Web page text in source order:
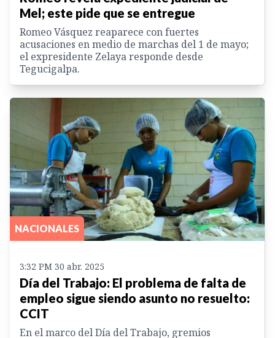
Mel; este pide que se entregue
Romeo Vásquez reaparece con fuertes
acusaciones en medio de marchas del 1 de mayo;
el expresidente Zelaya responde desde
Tegucigalpa.
NACIONALES
3:32 PM 30 abr. 2025
Día del Trabajo: El problema de falta de
empleo sigue siendo asunto no resuelto:
CCIT
En el marco del Día del Trabajo, gremios